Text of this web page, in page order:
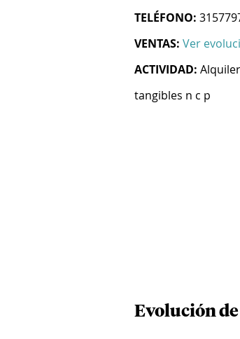
TELÉFONO:
VENTAS: Ver
ACTIVIDAD:
tangibles n c p
Evolución de